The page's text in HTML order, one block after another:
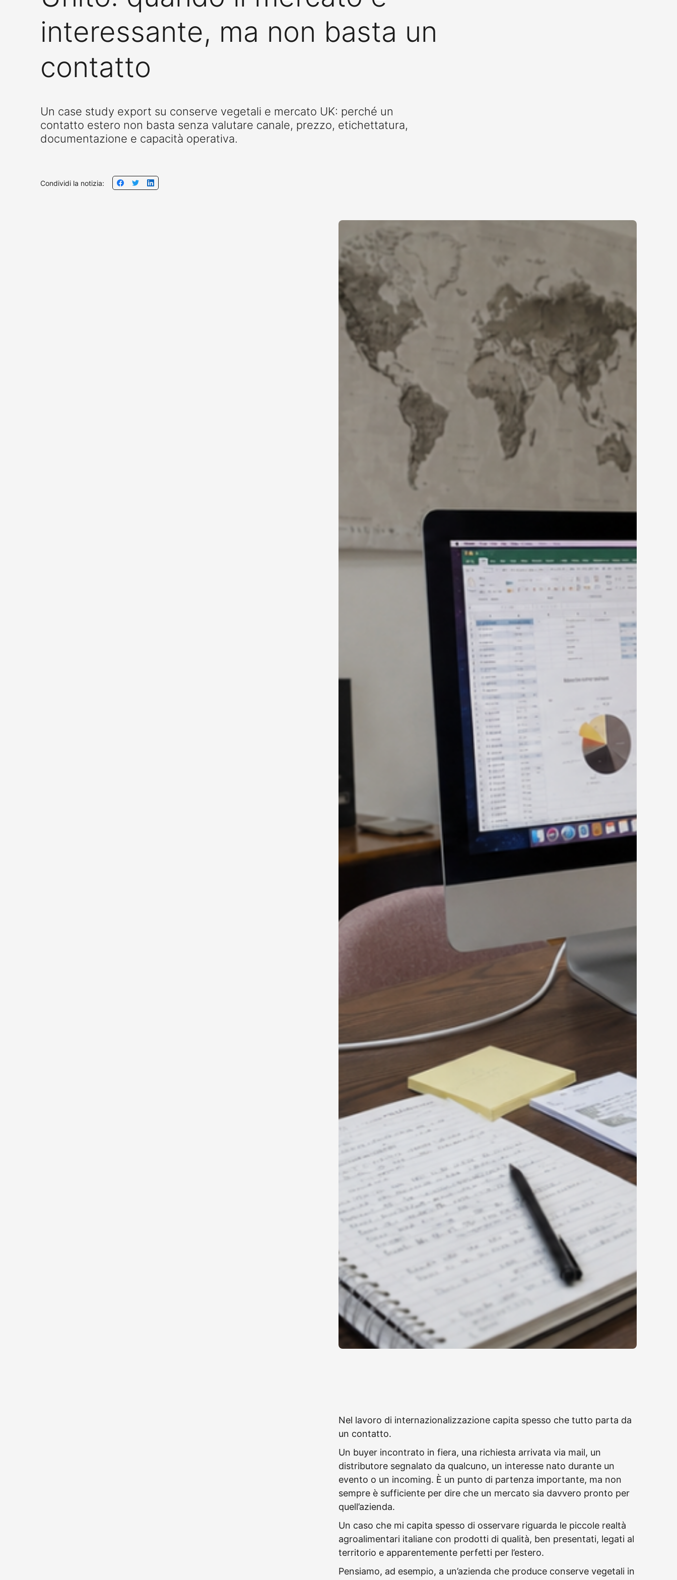
interessante, ma non basta un
contatto
Un case study export su conserve vegetali e mercato UK: perché un
contatto estero non basta senza valutare canale, prezzo, etichettatura,
documentazione e capacità operativa.
Condividi la notizia:
Nel lavoro di internazionalizzazione capita spesso che tutto parta da
un contatto.
Un buyer incontrato in fiera, una richiesta arrivata via mail, un
distributore segnalato da qualcuno, un interesse nato durante un
evento o un incoming. È un punto di partenza importante, ma non
sempre è sufficiente per dire che un mercato sia davvero pronto per
quell’azienda.
Un caso che mi capita spesso di osservare riguarda le piccole realtà
agroalimentari italiane con prodotti di qualità, ben presentati, legati al
territorio e apparentemente perfetti per l’estero.
Pensiamo, ad esempio, a un’azienda che produce conserve vegetali in